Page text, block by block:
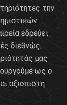
την
εδρεύει
διεθνώς.
μας
ως ο
αξιόπιστη